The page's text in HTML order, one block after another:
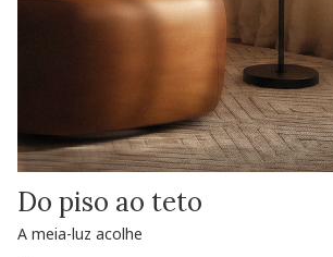
Do piso ao teto
A meia-luz acolhe